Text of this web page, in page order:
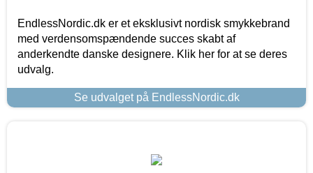
EndlessNordic.dk er et eksklusivt nordisk smykkebrand
med verdensomspændende succes skabt af
anderkendte danske designere. Klik her for at se deres
udvalg.
Se udvalget på EndlessNordic.dk